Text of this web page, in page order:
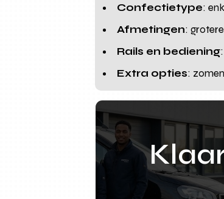
Confectietype:
Afmetingen:
Rails en bediening
Extra opties: